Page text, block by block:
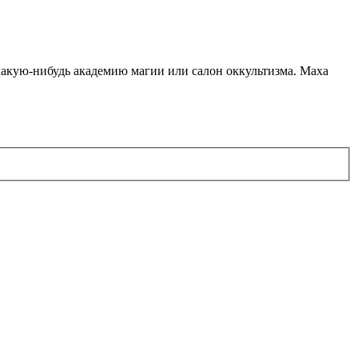
нибудь академию магии или салон оккультизма. Маха